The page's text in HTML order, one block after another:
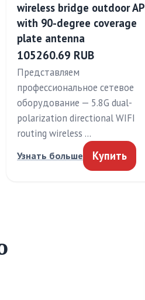
wireless bridge outdoor AP
with 90-degree coverage
plate antenna
105260.69 RUB
Представляем
профессиональное сетевое
оборудование — 5.8G dual-
polarization directional WIFI
routing wireless …
Узнать больше Купить